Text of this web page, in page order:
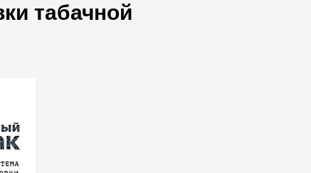
табачной